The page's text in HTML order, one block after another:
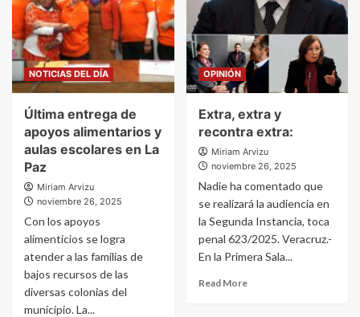
NOTICIAS DEL DÍA
Última entrega de
apoyos alimentarios y
aulas escolares en La
Paz
Miriam Arvizu
noviembre 26, 2025
Con los apoyos
alimenticios se logra
atender a las familias de
bajos recursos de las
diversas colonias del
municipio. La...
OPINIÓN
Extra, extra y
recontra extra:
Miriam Arvizu
noviembre 26, 2025
Nadie ha comentado que
se realizará la audiencia en
la Segunda Instancia, toca
penal 623/2025. Veracruz.-
En la Primera Sala...
Read More